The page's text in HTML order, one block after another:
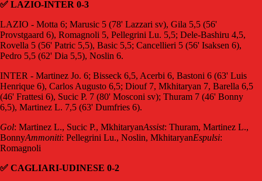
✅ LAZIO-INTER 0-3
LAZIO - Motta 6; Marusic 5 (78' Lazzari sv), Gila 5,5 (56'
Provstgaard 6), Romagnoli 5, Pellegrini Lu. 5,5; Dele-Bashiru 4,5,
Rovella 5 (56' Patric 5,5), Basic 5,5; Cancellieri 5 (56' Isaksen 6),
Pedro 5,5 (62' Dia 5,5), Noslin 6.
INTER - Martinez Jo. 6; Bisseck 6,5, Acerbi 6, Bastoni 6 (63' Luis
Henrique 6), Carlos Augusto 6,5; Diouf 7, Mkhitaryan 7, Barella 6,5
(46' Frattesi 6), Sucic P. 7 (80' Mosconi sv); Thuram 7 (46' Bonny
6,5), Martinez L. 7,5 (63' Dumfries 6).
Gol: Martinez L., Sucic P., MkhitaryanAssist: Thuram, Martinez L.,
BonnyAmmoniti: Pellegrini Lu., Noslin, MkhitaryanEspulsi:
Romagnoli
✅ CAGLIARI-UDINESE 0-2